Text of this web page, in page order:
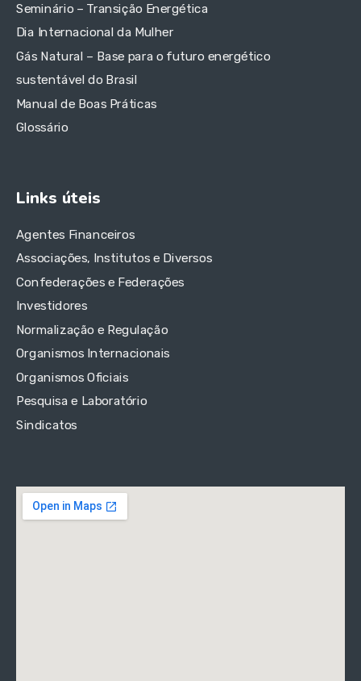
Seminário – Transição Energética
Dia Internacional da Mulher
Gás Natural – Base para o futuro energético
sustentável do Brasil
Manual de Boas Práticas
Glossário
Links úteis
Agentes Financeiros
Associações, Institutos e Diversos
Confederações e Federações
Investidores
Normalização e Regulação
Organismos Internacionais
Organismos Oficiais
Pesquisa e Laboratório
Sindicatos